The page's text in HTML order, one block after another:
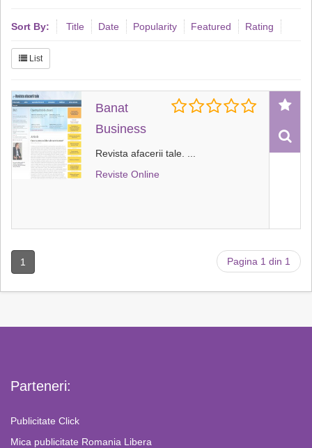
Sort By: Title Date Popularity Featured Rating
List
Banat
Business
Revista afacerii tale.
Reviste Online
1 Pagina 1 din 1
Parteneri:
Publicitate Click
Mica publicitate Romania Libera